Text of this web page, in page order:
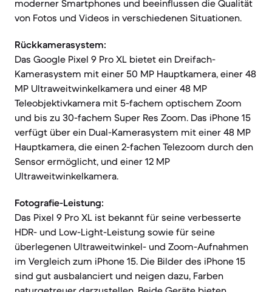
moderner Smartphones und beeinflussen die Qualität
von Fotos und Videos in verschiedenen Situationen.
Rückkamerasystem:
Das Google Pixel 9 Pro XL bietet ein Dreifach-
Kamerasystem mit einer 50 MP Hauptkamera, einer 48
MP Ultraweitwinkelkamera und einer 48 MP
Teleobjektivkamera mit 5-fachem optischem Zoom
und bis zu 30-fachem Super Res Zoom. Das iPhone 15
verfügt über ein Dual-Kamerasystem mit einer 48 MP
Hauptkamera, die einen 2-fachen Telezoom durch den
Sensor ermöglicht, und einer 12 MP
Ultraweitwinkelkamera.
Fotografie-Leistung:
Das Pixel 9 Pro XL ist bekannt für seine verbesserte
HDR- und Low-Light-Leistung sowie für seine
überlegenen Ultraweitwinkel- und Zoom-Aufnahmen
im Vergleich zum iPhone 15. Die Bilder des iPhone 15
sind gut ausbalanciert und neigen dazu, Farben